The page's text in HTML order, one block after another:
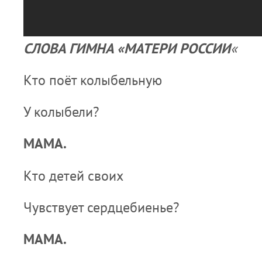
СЛОВА ГИМНА «МАТЕРИ РОССИИ«
Кто поёт колыбельную
У колыбели?
МАМА.
Кто детей своих
Чувствует сердцебиенье?
МАМА.